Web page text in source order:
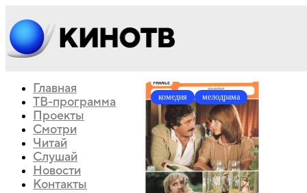
Главная
ТВ-программа
Проекты
Смотри
Читай
Слушай
Новости
Контакты
комедия мелодрама